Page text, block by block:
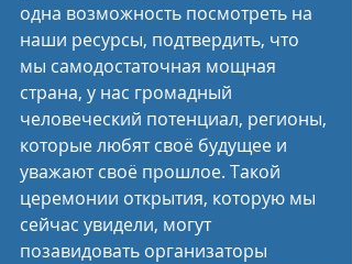
одна возможность посмотреть на
наши ресурсы, подтвердить, что
мы самодостаточная мощная
страна, у нас громадный
человеческий потенциал, регионы,
которые любят своё будущее и
уважают своё прошлое. Такой
церемонии открытия, которую мы
сейчас увидели, могут
позавидовать организаторы